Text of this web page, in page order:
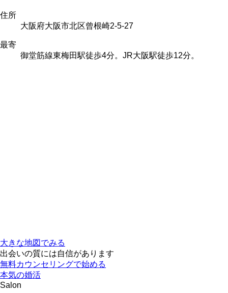
住所
大阪府大阪市北区曾根崎2-5-27
最寄
御堂筋線東梅田駅徒歩4分。JR大阪駅徒歩12分。
大きな地図でみる
出会いの質には自信があります
無料カウンセリングで始める
本気の婚活
Salon